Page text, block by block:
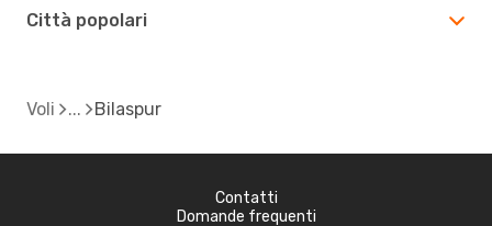
Città popolari
Voli Bilaspur
Contatti
Domande frequenti